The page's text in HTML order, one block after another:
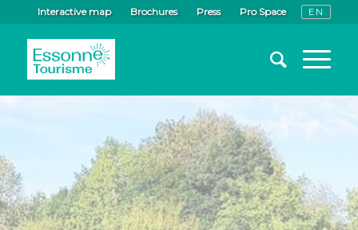
Interactive map Brochures Press Pro Space